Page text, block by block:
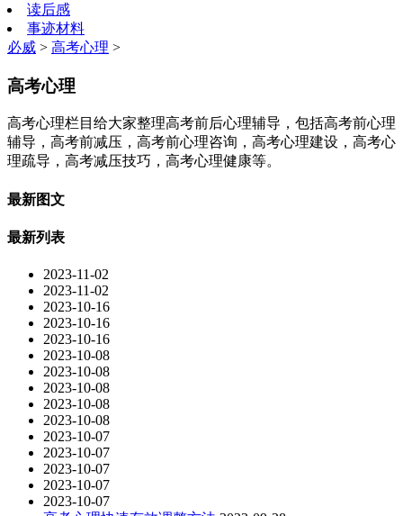
读后感
事迹材料
必威 > 高考心理 >
高考心理
高考心理栏目给大家整理高考前后心理辅导，包括高考前心理
辅导，高考前减压，高考前心理咨询，高考心理建设，高考心
理疏导，高考减压技巧，高考心理健康等。
最新图文
最新列表
2023-11-02
2023-11-02
2023-10-16
2023-10-16
2023-10-16
2023-10-08
2023-10-08
2023-10-08
2023-10-08
2023-10-08
2023-10-07
2023-10-07
2023-10-07
2023-10-07
2023-10-07